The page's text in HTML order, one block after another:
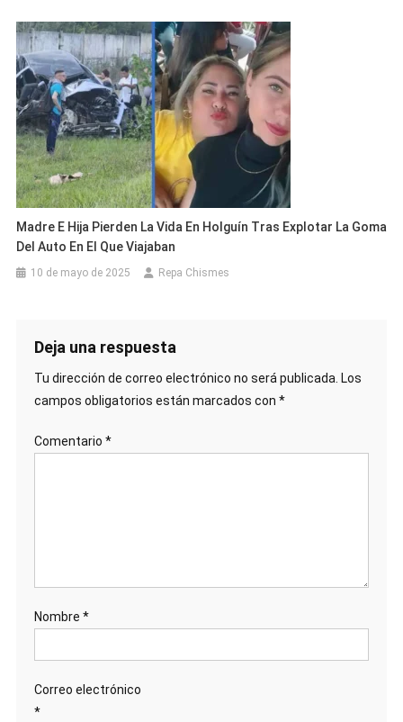
Madre E Hija Pierden La Vida En Holguín Tras Explotar La Goma
Del Auto En El Que Viajaban
10 de mayo de 2025 Repa Chismes
Deja una respuesta
Tu dirección de correo electrónico no será publicada. Los
campos obligatorios están marcados con *
Comentario *
Nombre *
Correo electrónico
*